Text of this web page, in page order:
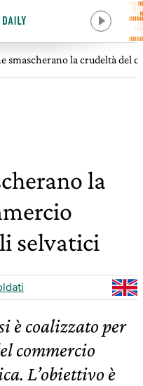
smascherano la crudeltà del
la
selvatici
è coalizzato per
commercio
L’obiettivo è